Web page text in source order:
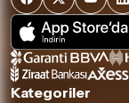
Kategoriler